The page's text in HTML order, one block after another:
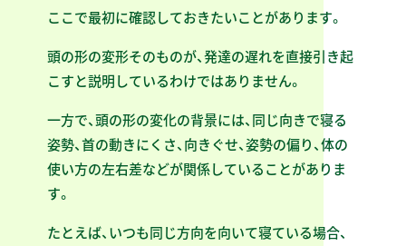
ここで最初に確認しておきたいことがあります。
頭の形の変形そのものが、発達の遅れを直接引き起
こすと説明しているわけではありません。
一方で、頭の形の変化の背景には、同じ向きで寝る
姿勢、首の動きにくさ、向きぐせ、姿勢の偏り、体の
使い方の左右差などが関係していることがありま
す。
たとえば、いつも同じ方向を向いて寝ている場合、